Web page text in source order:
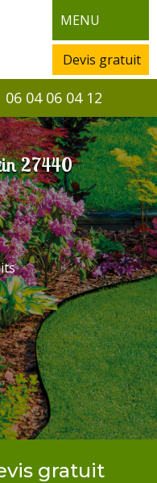
MENU
Devis gratuit
06 04 06 04 12
27440
gratuit